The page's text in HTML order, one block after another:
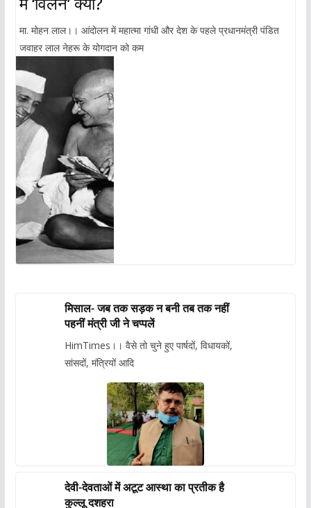
मा. मोहन लाल।। आंदोलन में महात्मा गांधी और देश के पहले प्रधानमंत्री पंडित
जवाहर लाल नेहरू के योगदान को कम
मिसाल- जब तक सड़क न बनी तब तक नहीं
पहनीं मंत्री जी ने चप्पलें
HimTimes।। वैसे तो चुने हुए पार्षदों, विधायकों,
सांसदों, मंत्रियों आदि
देवी-देवताओं में अटूट आस्था का प्रतीक है
कुल्लू दशहरा